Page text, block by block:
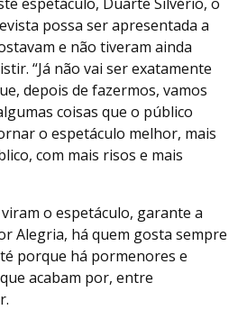
possa ser apresentada a
e não tiveram ainda
“Já não vai ser exatamente
depois de fazermos, vamos
coisas que o público
o espetáculo melhor, mais
com mais risos e mais
o espetáculo, garante a
Alegria, há quem gosta sempre
porque há pormenores e
acabam por, entre